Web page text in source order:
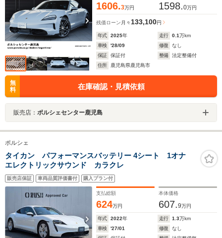
1606.3万円 1598.0万円
残価ローン 月々133,100円
年式 2025年 走行 0.1万km
車検
'28/09 修復
なし
保証
保証付 整備
法定整備付
住所
鹿児島県鹿児島市
無
料
在庫確認・見積依頼
販売店： ポルシェセンター鹿児島
ポルシェ
タイカン パフォーマンスバッテリー 4シート 1オナ
エレクトリックサウンド カラクレ
販売店保証 車両品質評価書付 購入プラン付
支払総額
624万円
本体価格
607.9万円
年式 2022年 走行 1.3万km
車検
'27/01 修復
なし